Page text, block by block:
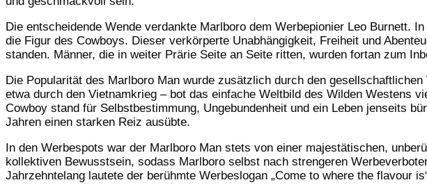
Die entscheidende Wende verdankte Marlboro dem Werbepionier Leo Burnett.
die Figur des Cowboys. Dieser verkörperte Unabhängigkeit, Freiheit und
standen. Männer, die in weiter Prärie Seite an Seite ritten, wurden fortan zum
Die Popularität des Marlboro Man wurde zusätzlich durch den
etwa durch den Vietnamkrieg – bot das einfache Weltbild des Wilden Westens
Cowboy stand für Selbstbestimmung, Ungebundenheit und ein Leben jenseits
Jahren einen starken Reiz ausübte.
In den Werbespots war der Marlboro Man stets von einer majestätischen,
kollektiven Bewusstsein, sodass Marlboro selbst nach strengeren
Jahrzehntelang lautete der berühmte Werbeslogan „Come to where the flavour